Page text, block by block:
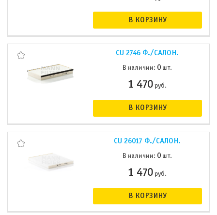
В КОРЗИНУ
CU 2746 Ф./САЛОН.
В наличии: 0 шт.
1 470 руб.
В КОРЗИНУ
CU 26017 Ф./САЛОН.
В наличии: 0 шт.
1 470 руб.
В КОРЗИНУ